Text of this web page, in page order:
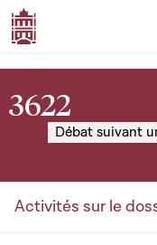
3622
Débat suivant
Activités sur le